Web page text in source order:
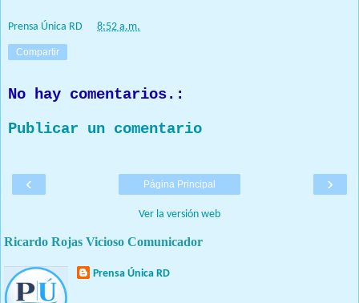
Prensa Única RD 8:52 a.m.
Compartir
No hay comentarios.:
Publicar un comentario
‹ ›
Página Principal
Ver la versión web
Ricardo Rojas Vicioso Comunicador
Prensa Única RD